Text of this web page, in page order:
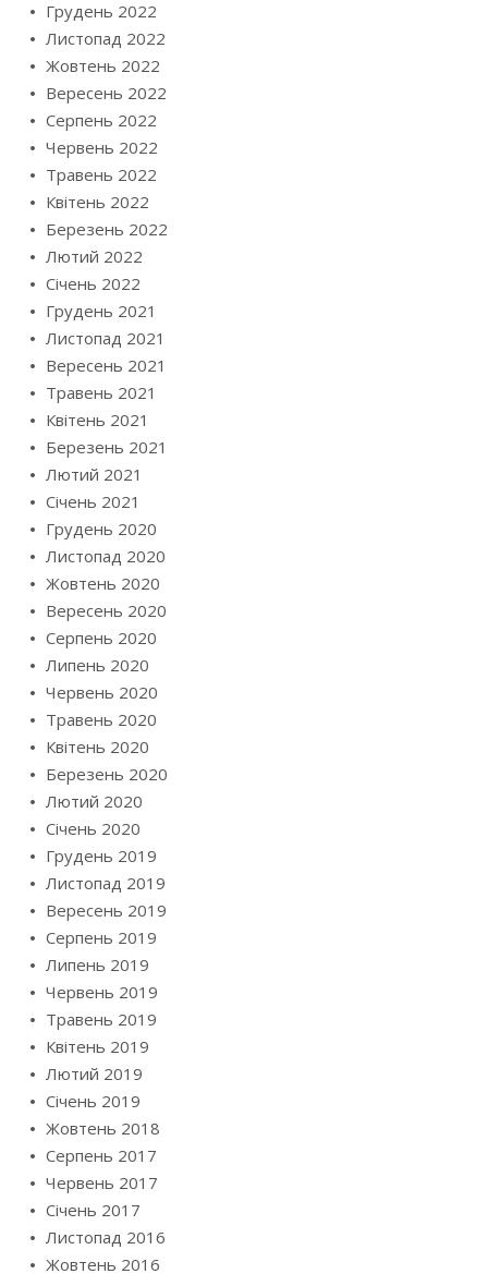
Грудень 2022
Листопад 2022
Жовтень 2022
Вересень 2022
Серпень 2022
Червень 2022
Травень 2022
Квітень 2022
Березень 2022
Лютий 2022
Січень 2022
Грудень 2021
Листопад 2021
Вересень 2021
Травень 2021
Квітень 2021
Березень 2021
Лютий 2021
Січень 2021
Грудень 2020
Листопад 2020
Жовтень 2020
Вересень 2020
Серпень 2020
Липень 2020
Червень 2020
Травень 2020
Квітень 2020
Березень 2020
Лютий 2020
Січень 2020
Грудень 2019
Листопад 2019
Вересень 2019
Серпень 2019
Липень 2019
Червень 2019
Травень 2019
Квітень 2019
Лютий 2019
Січень 2019
Жовтень 2018
Серпень 2017
Червень 2017
Січень 2017
Листопад 2016
Жовтень 2016